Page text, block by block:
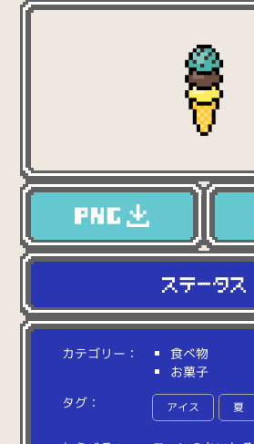
カテゴリー：
食べ物
お菓子
タグ：
アイス 夏